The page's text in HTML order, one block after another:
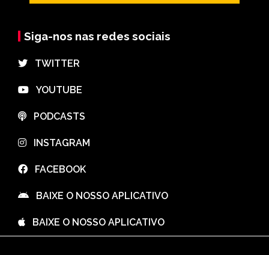
Siga-nos nas redes sociais
⠀TWITTER
⠀YOUTUBE
⠀PODCASTS
⠀INSTAGRAM
⠀FACEBOOK
⠀BAIXE O NOSSO APLICATIVO
⠀BAIXE O NOSSO APLICATIVO